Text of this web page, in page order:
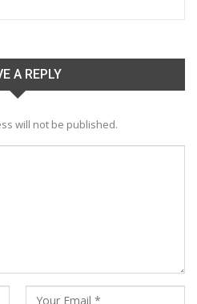
A REPLY
will not be published.